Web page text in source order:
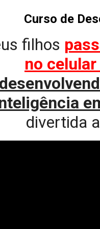
Curso de
filhos
no celular
divertida